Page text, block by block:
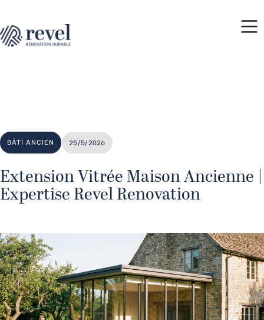
BÂTI ANCIEN 25/5/2026
Extension Vitrée Maison Ancienne |
Expertise Revel Renovation